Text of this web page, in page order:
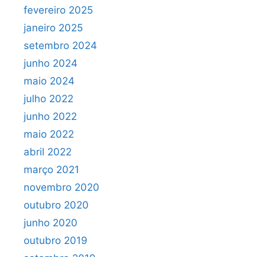
fevereiro 2025
janeiro 2025
setembro 2024
junho 2024
maio 2024
julho 2022
junho 2022
maio 2022
abril 2022
março 2021
novembro 2020
outubro 2020
junho 2020
outubro 2019